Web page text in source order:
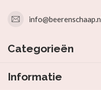
Categorieën
Informatie